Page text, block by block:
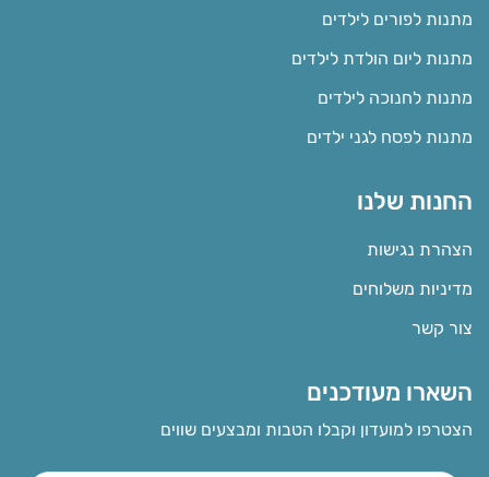
מתנות לפורים לילדים
מתנות ליום הולדת לילדים
מתנות לחנוכה לילדים
מתנות לפסח לגני ילדים
החנות שלנו
הצהרת נגישות
מדיניות משלוחים
צור קשר
השארו מעודכנים
הצטרפו למועדון וקבלו הטבות ומבצעים שווים